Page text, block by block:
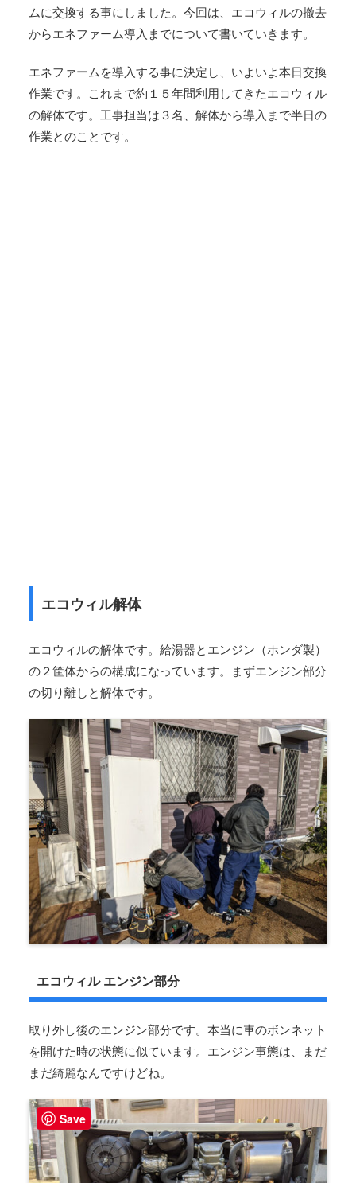
ムに交換する事にしました。今回は、エコウィルの撤去
からエネファーム導入までについて書いていきます。
エネファームを導入する事に決定し、いよいよ本日交換
作業です。これまで約１５年間利用してきたエコウィル
の解体です。工事担当は３名、解体から導入まで半日の
作業とのことです。
エコウィル解体
エコウィルの解体です。給湯器とエンジン（ホンダ製）
の２筐体からの構成になっています。まずエンジン部分
の切り離しと解体です。
エコウィル エンジン部分
取り外し後のエンジン部分です。本当に車のボンネット
を開けた時の状態に似ています。エンジン事態は、まだ
まだ綺麗なんですけどね。
Save